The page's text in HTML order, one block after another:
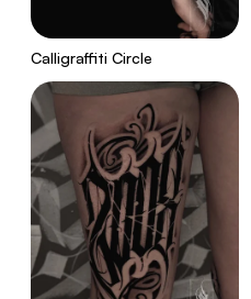
Calligraffiti Circle